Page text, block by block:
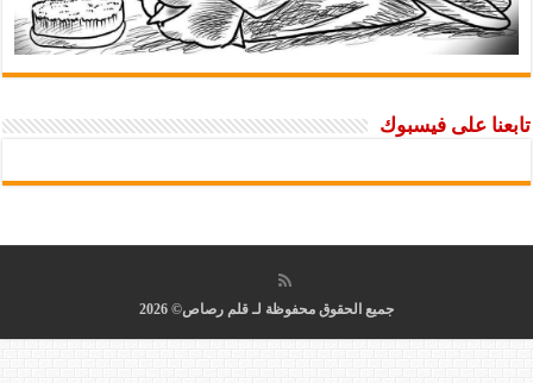
على فيسبوك
جميع الحقوق محفوظة لـ قلم رصاص© 2026